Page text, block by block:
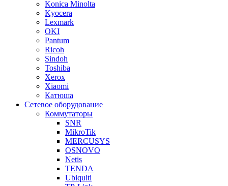
Konica Minolta
Kyocera
Lexmark
OKI
Pantum
Ricoh
Sindoh
Toshiba
Xerox
Xiaomi
Катюша
Сетевое оборудование
Коммутаторы
SNR
MikroTik
MERCUSYS
OSNOVO
Netis
TENDA
Ubiquiti